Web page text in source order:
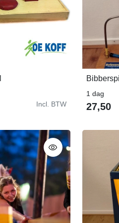
Incl. BTW
1 dag
27,50